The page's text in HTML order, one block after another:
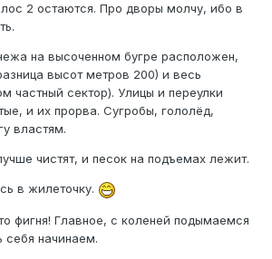
2 остаются. Про дворы молчу, ибо в
на высоченном бугре расположен,
высот метров 200) и весь
частный сектор). Улицы и переулки
и их прорва. Сугробы, гололёд,
властям.
чистят, и песок на подъемах лежит.
в жилеточку.
фигня! Главное, с коленей подымаемся
себя начинаем.